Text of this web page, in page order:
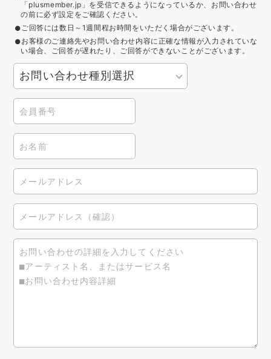
「plusmember.jp」を受信できるようになっているか、お問い合わせ
の前に必ず設定をご確認ください。
ご回答には数日～1週間程お時間をいただく場合がございます。
お客様のご連絡先やお問い合わせ内容に正確な情報が入力されていな
い場合、ご回答が遅れたり、ご回答ができないことがございます。